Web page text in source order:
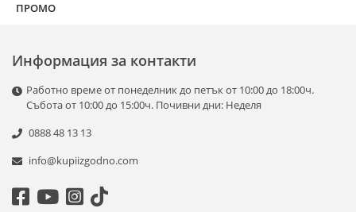
ПРОМО
Информация за контакти
Работно време от понеделник до петък от 10:00 до 18:00ч.
Събота от 10:00 до 15:00ч. Почивни дни: Неделя
0888 48 13 13
info@kupiizgodno.com